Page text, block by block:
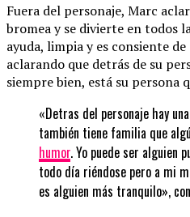
Fuera del personaje, Marc
bromea y se divierte en todos
ayuda, limpia y es consiente
aclarando que detrás de su
siempre bien, está su persona
«Detras del personaje hay
también tiene familia que
humor. Yo puede ser alguien
todo día riéndose pero a mi
es alguien más tranquilo»,